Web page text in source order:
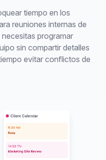
tiempo en los
reuniones internas de
programar
sin compartir detalles
evitar conflictos de